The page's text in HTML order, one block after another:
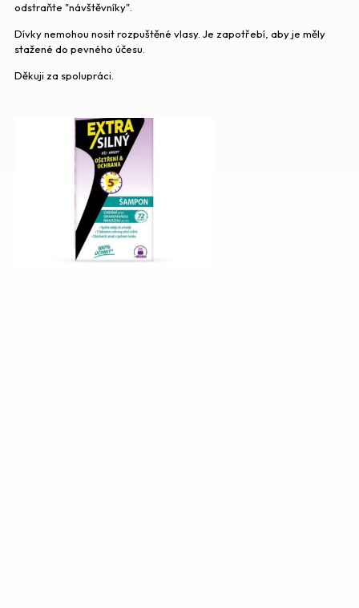
odstraňte "návštěvníky".
Dívky nemohou nosit rozpuštěné vlasy. Je zapotřebí, aby je měly
stažené do pevného účesu.
Děkuji za spolupráci.